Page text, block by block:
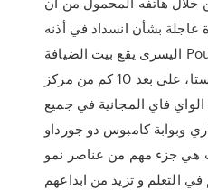
بشأن انسداد في أذنه
اليسرى يقع بيت الضيافة Pousada Palácio Monterei
في حي ألتو دا بوا فيستا، على بعد 10 كم من مركز
الواي فاي المجانية في جميع
وبوابة كامبوس دو جورداو
هي جزء مهم من عناصر نمو
التعلم و تزيد من ابداعهم